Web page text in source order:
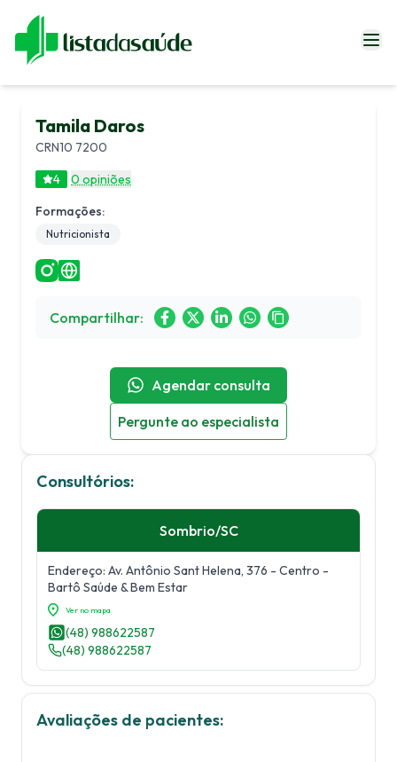
Blog
Revistas
Fale Conosco
Entrar
Tamila Daros
CRN10 7200
4
0 opiniões
Formações:
Nutricionista
Compartilhar:
Agendar consulta
Pergunte ao especialista
Consultórios:
Sombrio/SC
Endereço: Av. Antônio Sant Helena, 376 - Centro -
Bartô Saúde & Bem Estar
Ver no mapa
(48) 988622587
(48) 988622587
Avaliações de pacientes: